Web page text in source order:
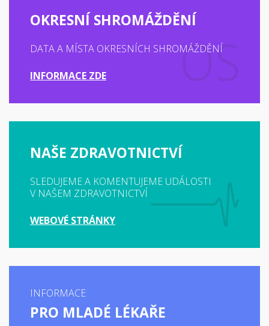
OKRESNÍ SHROMÁŽDĚNÍ
DATA A MÍSTA OKRESNÍCH SHROMÁŽDĚNÍ
INFORMACE ZDE
NAŠE ZDRAVOTNICTVÍ
SLEDUJEME A KOMENTUJEME UDÁLOSTI
V NAŠEM ZDRAVOTNICTVÍ
WEBOVÉ STRÁNKY
INFORMACE
PRO MLADÉ LÉKAŘE